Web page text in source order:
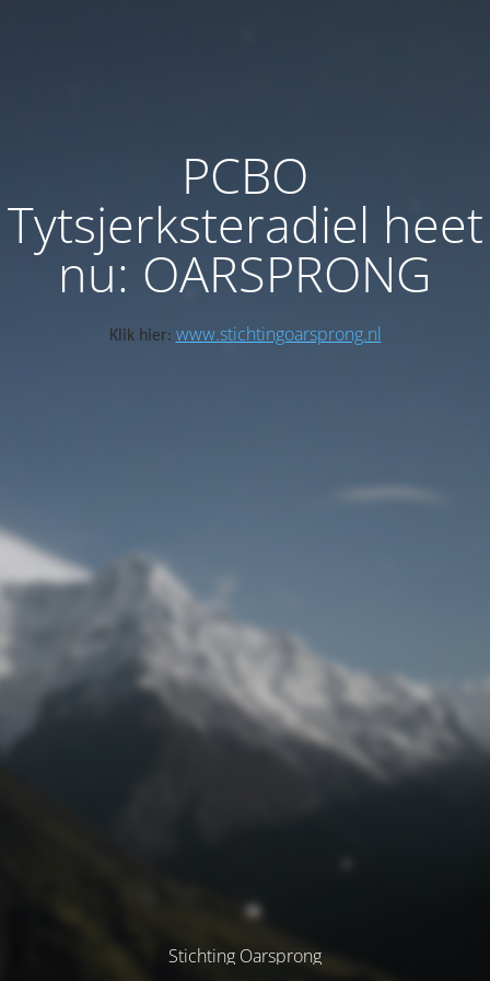
PCBO
Tytsjerksteradiel heet
nu: OARSPRONG
Klik hier: www.stichtingoarsprong.nl
Stichting Oarsprong